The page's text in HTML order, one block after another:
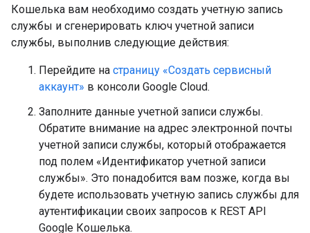
Кошелька вам необходимо создать учетную запись
службы и сгенерировать ключ учетной записи
службы, выполнив следующие действия:
Перейдите на страницу «Создать сервисный
аккаунт» в консоли Google Cloud.
Заполните данные учетной записи службы.
Обратите внимание на адрес электронной почты
учетной записи службы, который отображается
под полем «Идентификатор учетной записи
службы». Это понадобится вам позже, когда вы
будете использовать учетную запись службы для
аутентификации своих запросов к REST API
Google Кошелька.